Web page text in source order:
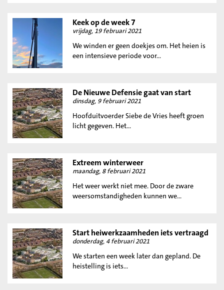
Keek op de week 7
vrijdag, 19 februari 2021
We winden er geen doekjes om. Het heien is
een intensieve periode voor...
De Nieuwe Defensie gaat van start
dinsdag, 9 februari 2021
Hoofduitvoerder Siebe de Vries heeft groen
licht gegeven. Het...
Extreem winterweer
maandag, 8 februari 2021
Het weer werkt niet mee. Door de zware
weersomstandigheden kunnen we...
Start heiwerkzaamheden iets vertraagd
donderdag, 4 februari 2021
We starten een week later dan gepland. De
heistelling is iets...